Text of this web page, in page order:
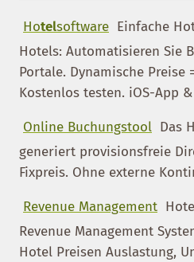
Hotelsoftware Einfache
Hotels: Automatisieren Sie
Portale. Dynamische Preise
Kostenlos testen. iOS-App
Online Buchungstool Das
generiert provisionsfreie
Fixpreis. Ohne externe
Revenue Management
Revenue Management
Hotel Preisen Auslastung,